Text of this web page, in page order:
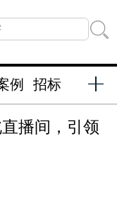
例 招标
播间，引领